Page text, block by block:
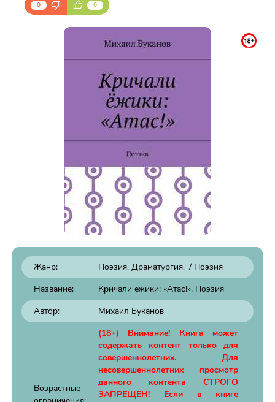
0 0
Жанр: Поэзия, Драматургия / Поэзия
Название:
Кричали ёжики: «Атас!». Поэзия
Автор:
Михаил Буканов
Возрастные
(18+) Внимание! Книга может
содержать контент только для
совершеннолетних. Для
несовершеннолетних просмотр
данного контента СТРОГО
ЗАПРЕЩЕН! Если в книге